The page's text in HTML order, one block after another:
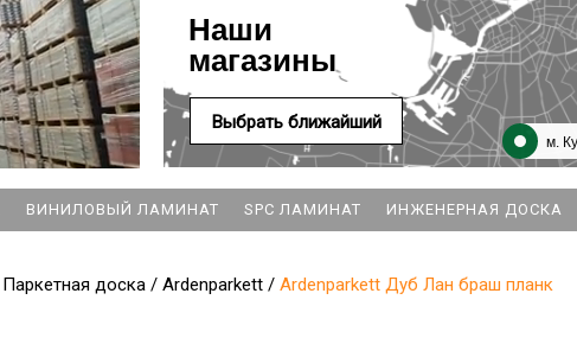
Наши
магазины
м.
Выбрать ближайший
ВИНИЛОВЫЙ ЛАМИНАТ SPC ЛАМИНАТ ИНЖЕНЕРНАЯ ДОСКА
Паркетная доска / Ardenparkett / Ardenparkett Дуб Лан браш планк